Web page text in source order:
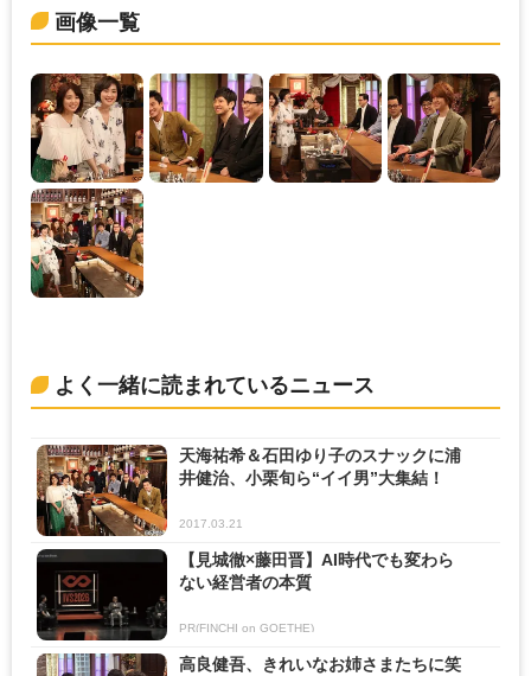
画像一覧
よく一緒に読まれているニュース
天海祐希＆石田ゆり子のスナックに浦
井健治、小栗旬ら“イイ男”大集結！
2017.03.21
【見城徹×藤田晋】AI時代でも変わら
ない経営者の本質
PR(FINCHI on GOETHE)
高良健吾、きれいなお姉さまたちに笑